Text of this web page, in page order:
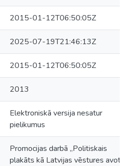
2015-01-12T06:50:05Z
2025-07-19T21:46:13Z
2015-01-12T06:50:05Z
2013
Elektroniskā versija nesatur
pielikumus
Promocijas darbā „Politiskais
plakāts kā Latvijas vēstures avots: